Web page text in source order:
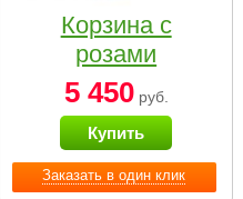
Заказать в один клик
Корзина с
розами
«Красный
Париж»
5 450руб.
Купить